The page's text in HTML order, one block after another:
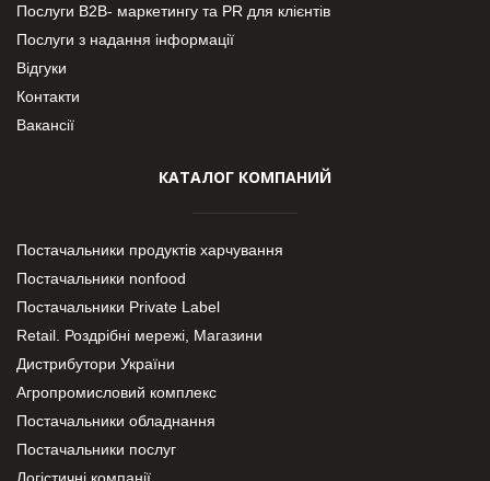
Послуги В2В- маркетингу та PR для клієнтів
Послуги з надання інформації
Відгуки
Контакти
Вакансії
КАТАЛОГ КОМПАНИЙ
Постачальники продуктів харчування
Постачальники nonfood
Постачальники Private Label
Retail. Роздрібні мережі, Магазини
Дистрибутори України
Агропромисловий комплекс
Постачальники обладнання
Постачальники послуг
Логістичні компанії